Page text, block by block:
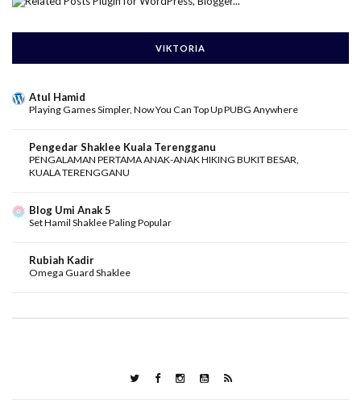
VIKTORIA
Atul Hamid
Playing Games Simpler, Now You Can Top Up PUBG Anywhere
Pengedar Shaklee Kuala Terengganu
PENGALAMAN PERTAMA ANAK-ANAK HIKING BUKIT BESAR,
KUALA TERENGGANU
Blog Umi Anak 5
Set Hamil Shaklee Paling Popular
Rubiah Kadir
Omega Guard Shaklee